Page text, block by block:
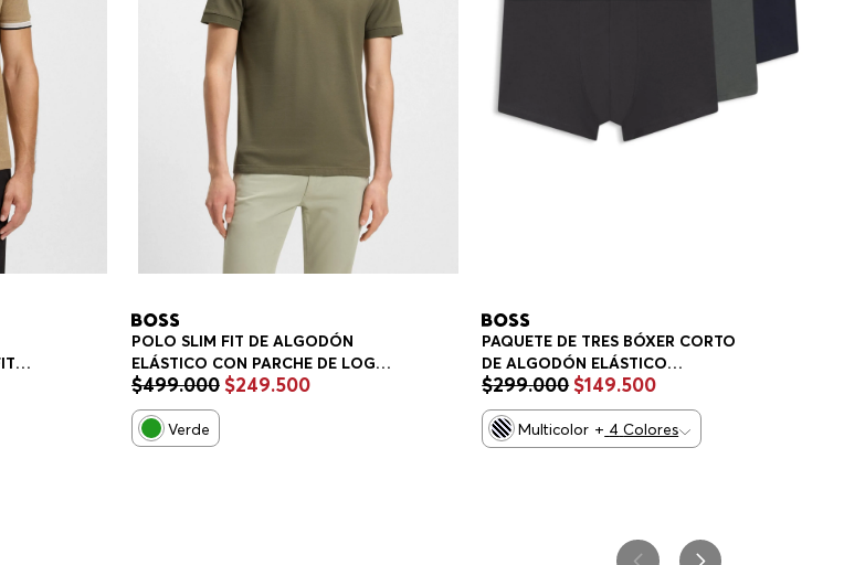
POLO SLIM FIT DE ALGODÓN
ELÁSTICO CON PARCHE DE LOGO
POLO SLIM FIT HOMBRE
$499.000 $249.500
Verde
PAQUETE DE TRES BÓXER CORTO
DE ALGODÓN ELÁSTICO
CALZONCILLOS HOMBRE
$299.000 $149.500
Multicolor + 4 Colores